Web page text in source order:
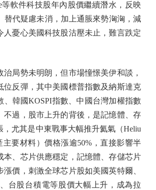
等軟件科技股年內股價繼續潛水，反映
替代疑慮未消，加上通脹來勢洶洶，減
人憂心美國科技股沽壓未止，難言跌定
局勢未明朗，但市場憧憬美伊和談，
位反彈，其中美國標普指數及納斯達克
、韓國KOSPI指數、中國台灣加權指數
不過，股市上升的背後，是記憶體、存
，尤其是中東戰事大幅推升氦氣（Heliu
主要材料）價格漲逾50%，直接影響半
本、芯片供應穩定，記憶體、存儲芯片
漲價，刺激全球芯片股如美國英特爾、
台股台積電等股價大幅上升，成為拉